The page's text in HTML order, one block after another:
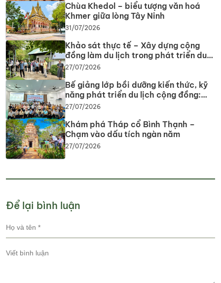
Chùa Khedol – biểu tượng văn hoá
Khmer giữa lòng Tây Ninh
31/07/2026
Khảo sát thực tế – Xây dựng cộng
đồng làm du lịch trong phát triển du
lịch cộng đồng tại tỉnh Tây Ninh
27/07/2026
Bế giảng lớp bồi dưỡng kiến thức, kỹ
năng phát triển du lịch cộng đồng:
Gắn lý thuyết với thực tiễn, lan tỏa tư
27/07/2026
Khám phá Tháp cổ Bình Thạnh –
Chạm vào dấu tích ngàn năm
27/07/2026
Để lại bình luận